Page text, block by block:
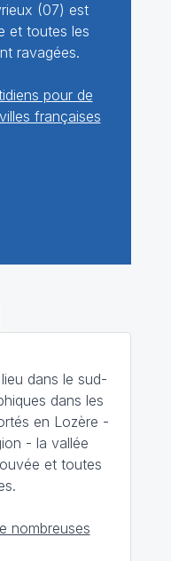
(07) est
et toutes les
ravagées.
pour de
françaises
dans le sud-
dans les
en Lozère -
- la vallée
et toutes
nombreuses